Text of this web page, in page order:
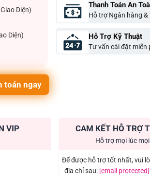
Diện)
Diện)
toán ngay
Thanh Toán An
Hỗ trợ Ngân hàng &
Hỗ Trợ Kỹ Thuật
Tư vấn cài đặt miễn
VIP CAM KẾT HỖ TRỢ
Hỗ trợ mọi lúc
Để được hỗ trợ tốt nhất, vui
địa chỉ sau: [email protected]